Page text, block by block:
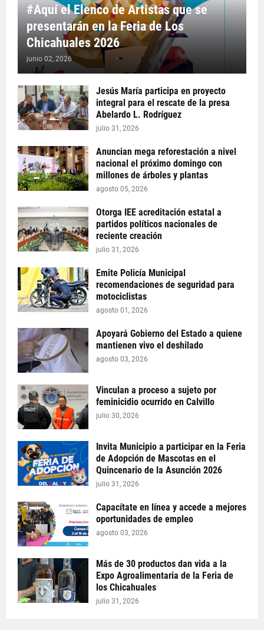
#Aquí el Elenco de Artistas que se
presentarán en la Feria de Los
Chicahuales 2026
junio 02, 2026
Jesús María participa en proyecto
integral para el rescate de la presa
Abelardo L. Rodríguez
julio 31, 2026
Anuncian mega reforestación a nivel
nacional el próximo domingo con
millones de árboles y plantas
agosto 05, 2026
Otorga IEE acreditación estatal a
partidos políticos nacionales de
reciente creación
julio 31, 2026
Emite Policía Municipal
recomendaciones de seguridad para
motociclistas
agosto 01, 2026
Apoyará Gobierno del Estado a quiene
mantienen vivo el deshilado
agosto 03, 2026
Vinculan a proceso a sujeto por
feminicidio ocurrido en Calvillo
julio 30, 2026
Invita Municipio a participar en la Feria
de Adopción de Mascotas en el
Quincenario de la Asunción 2026
julio 31, 2026
Capacítate en línea y accede a mejores
oportunidades de empleo
agosto 03, 2026
Más de 30 productos dan vida a la
Expo Agroalimentaria de la Feria de
los Chicahuales
julio 31, 2026